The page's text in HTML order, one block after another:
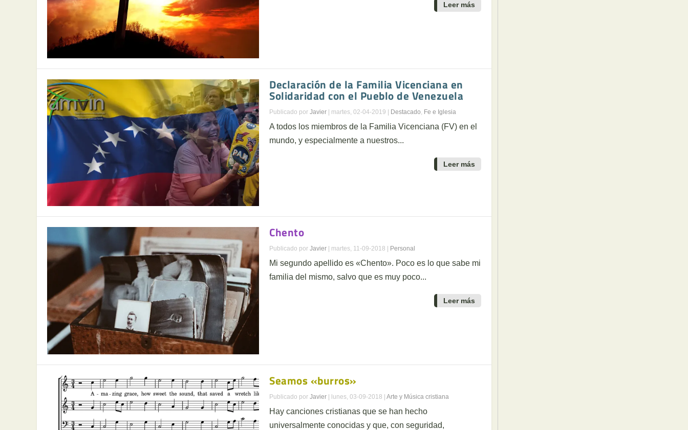
Leer más
Declaración de la Familia Vicenciana en
Solidaridad con el Pueblo de Venezuela
Publicado por Javier martes, 02-04-2019 Destacado, Fe e Iglesia
A todos los miembros de la Familia Vicenciana (FV) en el
mundo, y especialmente a nuestros...
Leer más
Chento
Publicado por Javier martes, 11-09-2018 Personal
Mi segundo apellido es «Chento». Poco es lo que sabe mi
familia del mismo, salvo que es muy poco...
Leer más
Seamos «burros»
Publicado por Javier | lunes, 03-09-2018 | Arte y Música cristiana
Hay canciones cristianas que se han hecho
universalmente conocidas y que, con seguridad,